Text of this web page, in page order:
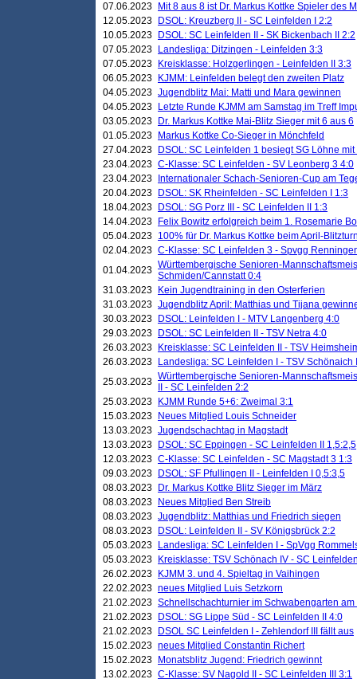
07.06.2023
Mit 8 aus 8 ist Dr. Markus Kottke Spieler des
12.05.2023
DSOL: Kreuzberg II - SC Leinfelden I 2:2
10.05.2023
DSOL: SC Leinfelden II - SK Bickenbach II 2:2
07.05.2023
Landesliga: Ditzingen - Leinfelden 3:3
07.05.2023
Kreisklasse: Holzgerlingen - Leinfelden II 3:3
06.05.2023
KJMM: Leinfelden belegt den zweiten Platz
04.05.2023 Jugendblitz Mai: Matti und Mara gewinnen
04.05.2023
Letzte Runde KJMM am Samstag im Treff
03.05.2023
Dr. Markus Kottke Mai-Blitz Sieger mit 6 aus 6
01.05.2023
Markus Kottke Co-Sieger in Mönchfeld
27.04.2023
DSOL: SC Leinfelden 1 besiegt SG Löhne mit
23.04.2023 C-Klasse: SC Leinfelden - SV Leonberg 3 4:0
23.04.2023
Internationaler Schach-Senioren-Cup am
20.04.2023
DSOL: SK Rheinfelden - SC Leinfelden I 1:3
18.04.2023
DSOL: SG Porz III - SC Leinfelden II 1:3
14.04.2023
Felix Bowitz erfolgreich beim 1. Rosemarie
05.04.2023 100% für Dr. Markus Kottke beim April-
02.04.2023 C-Klasse: SC Leinfelden 3 - Spvgg
01.04.2023 Württembergische Senioren-
Schmiden/Cannstatt 0:4
31.03.2023
Kein Jugendtraining in den Osterferien
31.03.2023 Jugendblitz April: Matthias und Tijana
30.03.2023
DSOL: Leinfelden I - MTV Langenberg 4:0
29.03.2023
DSOL: SC Leinfelden II - TSV Netra 4:0
26.03.2023
Kreisklasse: SC Leinfelden II - TSV
26.03.2023
Landesliga: SC Leinfelden I - TSV Schönaich
25.03.2023 Württembergische Senioren-
II - SC Leinfelden 2:2
25.03.2023
KJMM Runde 5+6: Zweimal 3:1
15.03.2023
Neues Mitglied Louis Schneider
13.03.2023 Jugendschachtag in Magstadt
13.03.2023
DSOL: SC Eppingen - SC Leinfelden II 1,5:2,5
12.03.2023 C-Klasse: SC Leinfelden - SC Magstadt 3 1:3
09.03.2023
DSOL: SF Pfullingen II - Leinfelden I 0,5:3,5
08.03.2023
Dr. Markus Kottke Blitz Sieger im März
08.03.2023
Neues Mitglied Ben Streib
08.03.2023 Jugendblitz: Matthias und Friedrich siegen
08.03.2023
DSOL: Leinfelden II - SV Königsbrück 2:2
05.03.2023
Landesliga: SC Leinfelden I - SpVgg
05.03.2023
Kreisklasse: TSV Schönach IV - SC
26.02.2023
KJMM 3. und 4. Spieltag in Vaihingen
22.02.2023 neues Mitglied Luis Setzkorn
21.02.2023 Schnellschachturnier im Schwabengarten
21.02.2023
DSOL: SG Lippe Süd - SC Leinfelden II 4:0
21.02.2023
DSOL SC Leinfelden I - Zehlendorf III fällt aus
15.02.2023 neues Mitglied Constantin Richert
15.02.2023
Monatsblitz Jugend: Friedrich gewinnt
13.02.2023 C-Klasse: SV Nagold II - SC Leinfelden III 3:1